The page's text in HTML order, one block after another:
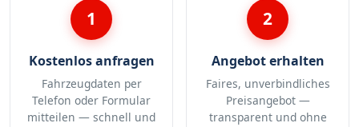
1
Kostenlos anfragen
Fahrzeugdaten per
Telefon oder Formular
mitteilen — schnell und
2
Angebot erhalten
Faires, unverbindliches
Preisangebot —
transparent und ohne